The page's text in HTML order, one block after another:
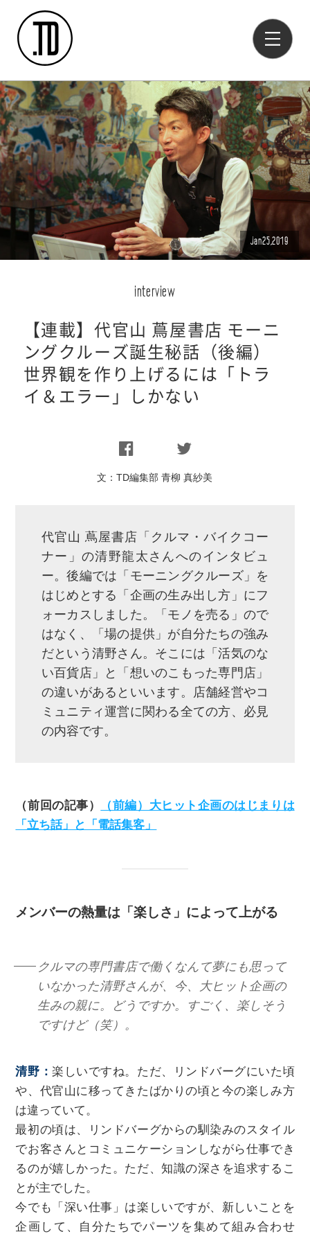
Jan25,2019
interview
【連載】代官山 蔦屋書店 モーニ
ングクルーズ誕生秘話（後編）
世界観を作り上げるには「トラ
イ＆エラー」しかない
文：TD編集部 青柳 真紗美
代官山 蔦屋書店「クルマ・バイクコー
ナー」の清野龍太さんへのインタビュ
ー。後編では「モーニングクルーズ」を
はじめとする「企画の生み出し方」にフ
ォーカスしました。「モノを売る」ので
はなく、「場の提供」が自分たちの強み
だという清野さん。そこには「活気のな
い百貨店」と「想いのこもった専門店」
の違いがあるといいます。店舗経営やコ
ミュニティ運営に関わる全ての方、必見
の内容です。
（前回の記事）
（前編）大ヒット企画のはじまりは
「立ち話」と「電話集客」
メンバーの熱量は「楽しさ」によって上がる
クルマの専門書店で働くなんて夢にも思って
いなかった清野さんが、今、大ヒット企画の
生みの親に。どうですか。すごく、楽しそう
ですけど（笑）。
清野：楽しいですね。ただ、リンドバーグにいた頃
や、代官山に移ってきたばかりの頃と今の楽しみ方
は違っていて。
最初の頃は、リンドバーグからの馴染みのスタイル
でお客さんとコミュニケーションしながら仕事でき
るのが嬉しかった。ただ、知識の深さを追求するこ
とが主でした。
今でも「深い仕事」は楽しいですが、新しいことを
企画して、自分たちでパーツを集めて組み合わせ